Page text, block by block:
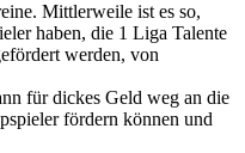
Mittlerweile ist es so,
haben, die 1 Liga Talente
werden, von
für dickes Geld weg an die
fördern können und